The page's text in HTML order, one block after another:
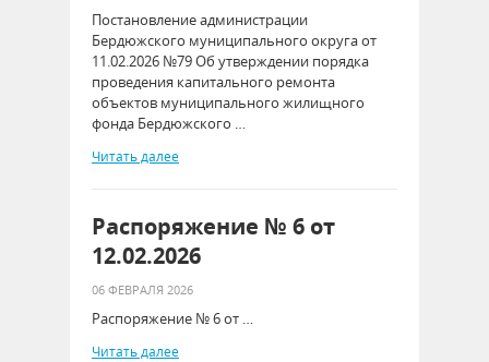
Постановление администрации
Бердюжского муниципального округа от
11.02.2026 №79 Об утверждении порядка
проведения капитального ремонта
объектов муниципального жилищного
фонда Бердюжского …
Читать далее
Распоряжение № 6 от
12.02.2026
06 ФЕВРАЛЯ 2026
Распоряжение № 6 от …
Читать далее